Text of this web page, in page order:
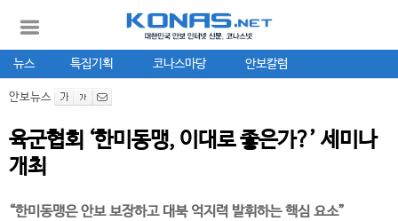
뉴스 특집기획 코나스마당 안보칼럼
안보뉴스
육군협회 ‘한미동맹, 이대로 좋은가?’ 세미나
개최
“한미동맹은 안보 보장하고 대북 억지력 발휘하는 핵심 요소”